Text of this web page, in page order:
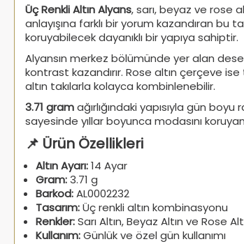
Üç Renkli Altın Alyans, sarı, beyaz ve rose
anlayışına farklı bir yorum kazandıran bu
koruyabilecek dayanıklı bir yapıya sahiptir.
Alyansın merkez bölümünde yer alan
kontrast kazandırır. Rose altın çerçeve
altın takılarla kolayca kombinlenebilir.
3.71 gramağırlığındaki yapısıyla gün
sayesinde yıllar boyunca modasını
📌 Ürün Özellikleri
Altın Ayarı:14 Ayar
Gram:3.71 g
Barkod:AL0002232
Tasarım:Üç renkli altın kombinasyonu
Renkler:Sarı Altın, Beyaz Altın ve Rose
Kullanım:Günlük ve özel gün kullanımı